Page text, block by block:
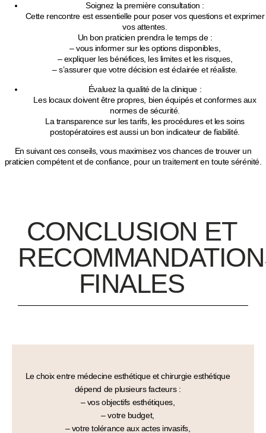
Soignez la première consultation :
Cette rencontre est essentielle pour poser vos questions et exprimer
vos attentes.
Un bon praticien prendra le temps de :
– vous informer sur les options disponibles,
– expliquer les bénéfices, les limites et les risques,
– s’assurer que votre décision estéclairée et réaliste.
Évaluez la qualité de la clinique :
Les locaux doivent être propres, bien équipés et conformes aux
normes de sécurité.
La transparence sur les tarifs, les procédures et les soins
postopératoires est aussi un bon indicateur de fiabilité.
En suivant ces conseils, vous maximisez vos chances de trouver un
praticien compétent et de confiance, pour un traitement en toute sérénité.
CONCLUSION ET
FINALES
Le choix entre médecine esthétiqueetchirurgie esthétique
dépend de plusieurs facteurs :
– vosobjectifs esthétiques,
– votre budget,
– votretolérance aux actes invasifs,